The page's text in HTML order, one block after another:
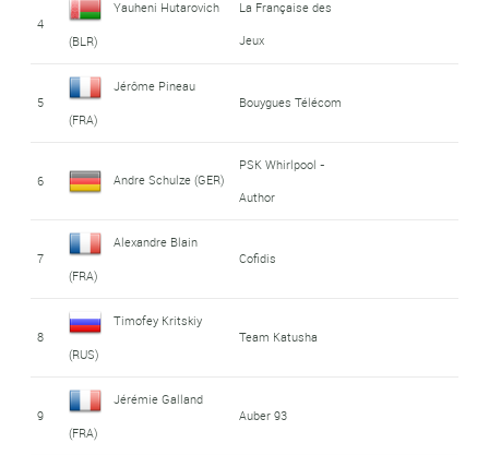
4
Yauheni Hutarovich
(BLR)
La Française des
Jeux
5
Jérôme Pineau
(FRA)
Bouygues Télécom
6 Andre Schulze (GER)
PSK Whirlpool -
Author
7
Alexandre Blain
(FRA)
Cofidis
8
Timofey Kritskiy
(RUS)
Team Katusha
9
Jérémie Galland
(FRA)
Auber 93